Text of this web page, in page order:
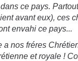
ce pays.
avant eux), ces
envahi ce pays...
a nos fréres
et royale !